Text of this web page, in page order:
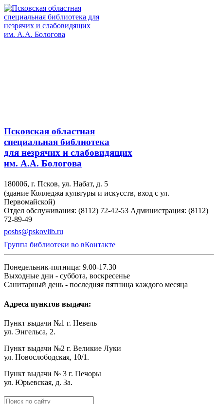
Псковская областная
специальная библиотека
для незрячих и слабовидящих
им. А.А. Бологова
180006, г. Псков, ул. Набат, д. 5
(здание Колледжа культуры и искусств, вход с ул.
Первомайской)
Отдел обслуживания: (8112) 72-42-53 Администрация: (8112)
72-89-49
posbs@pskovlib.ru
Группа библиотеки во вКонтакте
Понедельник-пятница: 9.00-17.30
Выходные дни - суббота, воскресенье
Санитарный день - последняя пятница каждого месяца
Адреса пунктов выдачи:
Пункт выдачи №1 г. Невель
ул. Энгельса, 2.
Пункт выдачи №2 г. Великие Луки
ул. Новослободская, 10/1.
Пункт выдачи № 3 г. Печоры
ул. Юрьевская, д. 3а.